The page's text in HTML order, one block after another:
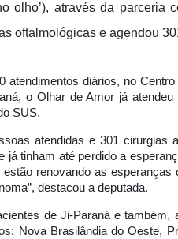
olho’), através da parceria
oftalmológicas e agendou
atendimentos diários, no
o Olhar de Amor já
SUS.
atendidas e 301 cirurgias
já tinham até perdido a
renovando as
destacou a deputada.
de Ji-Paraná e também,
Nova Brasilândia do Oeste,